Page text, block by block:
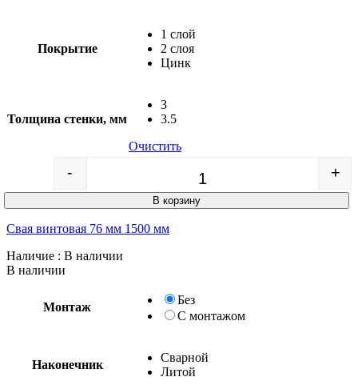
Покрытие
1 слой
2 слоя
Цинк
Толщина стенки, мм
3
3.5
Очистить
Quantity
- +
В корзину
Свая винтовая 76 мм 1500 мм
Наличие : В наличии
В наличии
Монтаж
Без
С монтажом
Наконечник
Сварной
Литой